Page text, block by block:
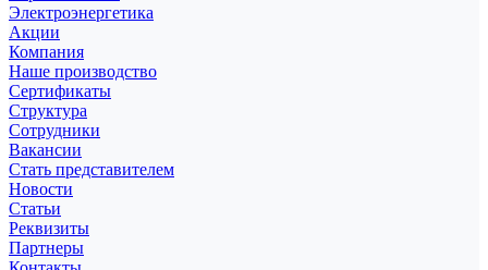
Электроэнергетика
Акции
Компания
Наше производство
Сертификаты
Структура
Сотрудники
Вакансии
Стать представителем
Новости
Статьи
Реквизиты
Партнеры